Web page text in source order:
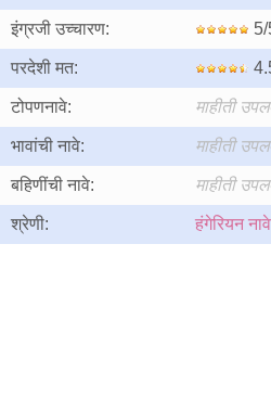
इंग्रजी उच्चारण: 5/
परदेशी मत:
टोपणनावे: माहीती
भावांची नावे: माहीती
बहिणींची नावे: माहीती
श्रेणी: हंगेरियन नावे